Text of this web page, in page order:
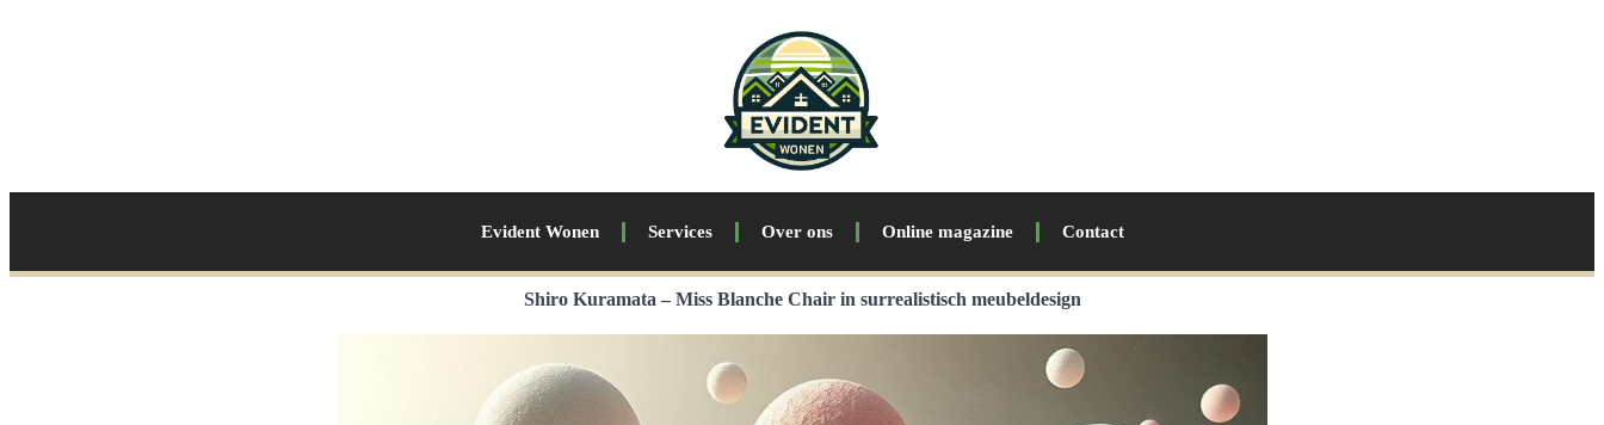
Evident Wonen Services Over ons Online magazine Contact
Shiro Kuramata – Miss Blanche Chair in surrealistisch meubeldesign